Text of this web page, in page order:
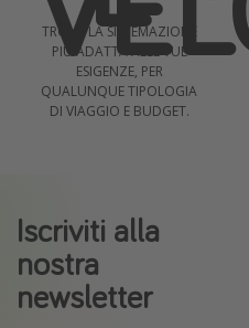
TROVA LA SISTEMAZIONE
PIÙ ADATTA ALLE TUE
ESIGENZE, PER
QUALUNQUE TIPOLOGIA
DI VIAGGIO E BUDGET.
Iscriviti alla
nostra
newsletter